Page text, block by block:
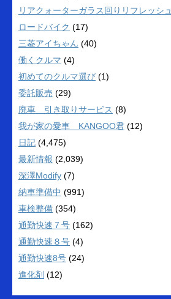
リアクォーターガラス回りリフレッシュ
ロードバイク (17)
三菱アイちゃん (40)
働くクルマ (4)
初めてのクルマ選び (1)
委託販売 (29)
廃車 引き取りサービス (8)
我が家の愛車 KANGOO君 (12)
日記 (4,475)
最新情報 (2,039)
深澤Modify (7)
納車準備中 (991)
車検整備 (354)
通勤快速７号 (162)
通勤快速８号 (4)
通勤快速8号 (24)
進化剤 (12)